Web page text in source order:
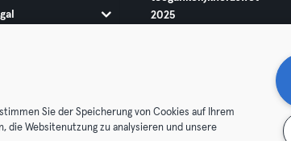
2025
Sie der Speicherung von Cookies auf Ihrem
die Websitenutzung zu analysieren und unsere